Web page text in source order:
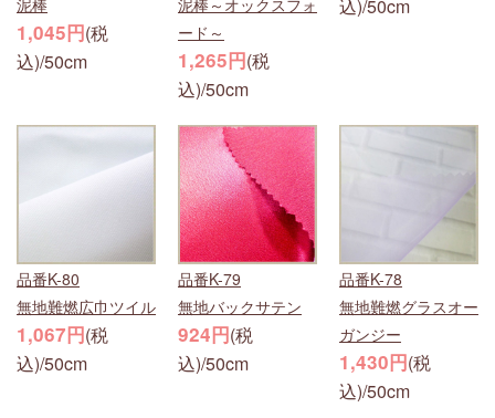
泥棒
1,045円(税
込)/50cm
泥棒～オックスフォ
ード～
1,265円(税
込)/50cm
込)/50cm
品番K-80
無地難燃広巾ツイル
1,067円(税
込)/50cm
品番K-79
無地バックサテン
924円(税
込)/50cm
品番K-78
無地難燃グラスオー
ガンジー
1,430円(税
込)/50cm